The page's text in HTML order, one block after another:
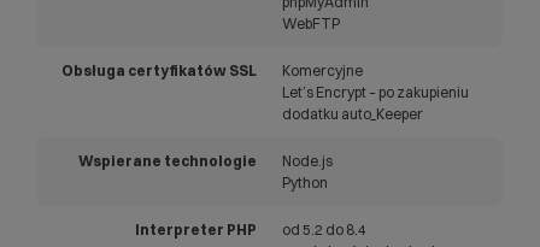
WebFTP
Obsługa certyfikatów SSL
Komercyjne
Let’s Encrypt – po zakupieniu
dodatku auto_Keeper
Wspierane technologie
Node.js
Python
Interpreter PHP
od 5.2 do 8.4